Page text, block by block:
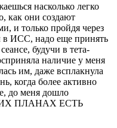
насколько легко
как они создают
и только пройдя через
в ИСС, надо еще принять
будучи в тета-
наличие у меня
им, даже всплакнула
когда более активно
до меня дошло
ПЛАНАХ ЕСТЬ